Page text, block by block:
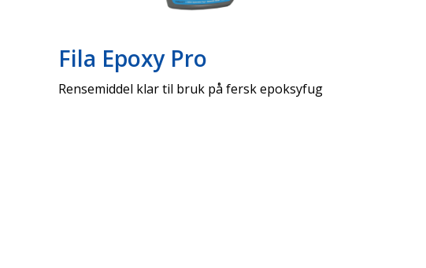
Fila Epoxy Pro
Rensemiddel klar til bruk på fersk epoksyfug